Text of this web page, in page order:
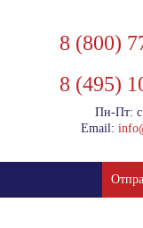
8 (800)
8 (495)
Пн-Пт: с
Email: